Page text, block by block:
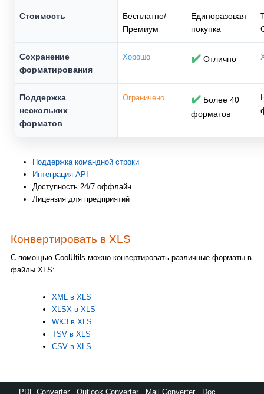
Стоимость
Бесплатно/
Премиум
Единоразовая
покупка
Сохранение
форматирования
Хорошо ✔️ Отлично
Поддержка
нескольких
форматов
Ограничено ✔️ Более 40
форматов
Поддержка командной строки
Интеграция API
Доступность 24/7 оффлайн
Лицензия для предприятий
Конвертировать в XLS
С помощью CoolUtils можно конвертировать различные форматы в
файлы XLS:
XML в XLS
XLSX в XLS
WK3 в XLS
TSV в XLS
CSV в XLS
PDF Converter Outlook Converter Mail Converter Doc